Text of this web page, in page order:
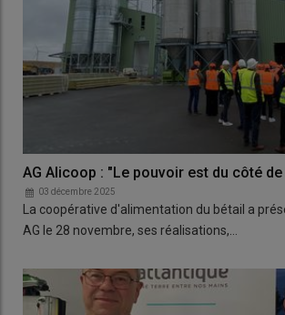
AG Alicoop : "Le pouvoir est du côté
03 décembre 2025
La coopérative d'alimentation du bétail a
AG le 28 novembre, ses réalisations,…